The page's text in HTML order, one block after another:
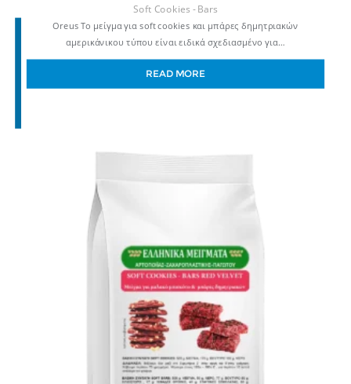
Soft Cookies - Bars
Oreus Το μείγμα για soft cookies και μπάρες δημητριακών
αμερικάνικου τύπου είναι ειδικά σχεδιασμένο για…
READ MORE